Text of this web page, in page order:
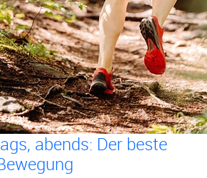
abends: Der beste